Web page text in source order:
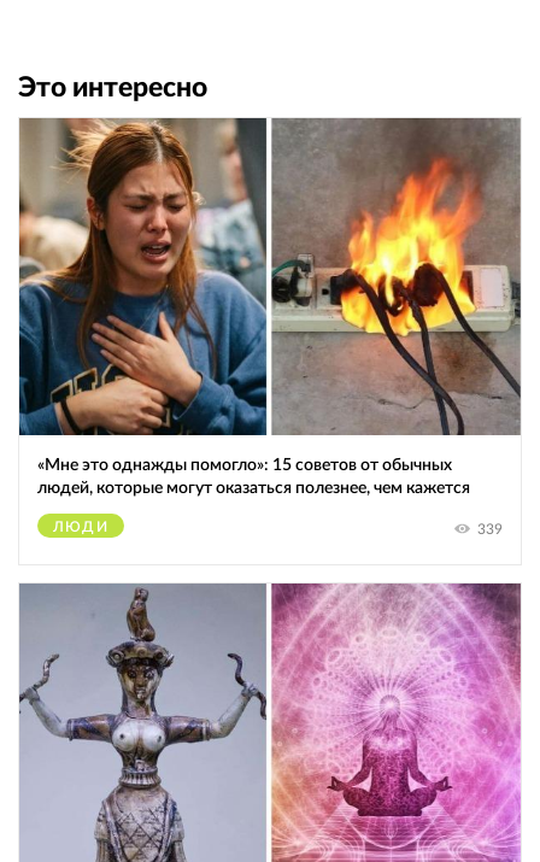
Это интересно
«Мне это однажды помогло»: 15 советов от обычных
людей, которые могут оказаться полезнее, чем кажется
ЛЮДИ 339